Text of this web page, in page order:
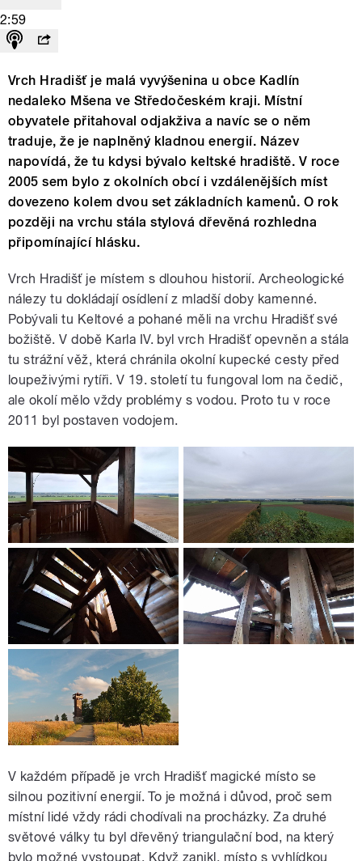
2:59
Vrch Hradišť je malá vyvýšenina u obce Kadlín
nedaleko Mšena ve Středočeském kraji. Místní
obyvatele přitahoval odjakživa a navíc se o něm
traduje, že je naplněný kladnou energií. Název
napovídá, že tu kdysi bývalo keltské hradiště. V roce
2005 sem bylo z okolních obcí i vzdálenějších míst
dovezeno kolem dvou set základních kamenů. O rok
později na vrchu stála stylová dřevěná rozhledna
připomínající hlásku.
Vrch Hradišť je místem s dlouhou historií. Archeologické
nálezy tu dokládají osídlení z mladší doby kamenné.
Pobývali tu Keltové a pohané měli na vrchu Hradišť své
božiště. V době Karla IV. byl vrch Hradišť opevněn a stála
tu strážní věž, která chránila okolní kupecké cesty před
loupeživými rytíři. V 19. století tu fungoval lom na čedič,
ale okolí mělo vždy problémy s vodou. Proto tu v roce
2011 byl postaven vodojem.
V každém případě je vrch Hradišť magické místo se
silnou pozitivní energií. To je možná i důvod, proč sem
místní lidé vždy rádi chodívali na procházky. Za druhé
světové války tu byl dřevěný triangulační bod, na který
bylo možné vystoupat. Když zanikl, místo s vyhlídkou